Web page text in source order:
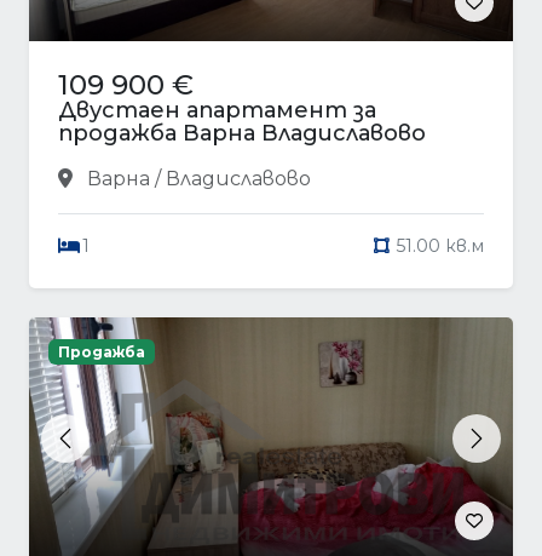
109 900 €
Двустаен апартамент за
продажба Варна Владиславово
Варна / Владиславово
1 51.00 кв.м
Previous Next
Продажба